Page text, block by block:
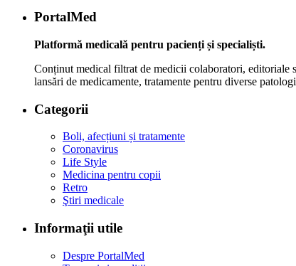
PortalMed
Platformă medicală pentru pacienți și specialiști.
Conținut medical filtrat de medicii colaboratori, editoriale
lansări de medicamente, tratamente pentru diverse
Categorii
Boli, afecțiuni și tratamente
Coronavirus
Life Style
Medicina pentru copii
Retro
Ştiri medicale
Informaţii utile
Despre PortalMed